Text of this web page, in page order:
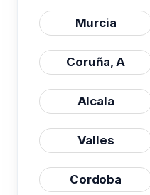
Murcia
Coruña, A
Alcala
Valles
Cordoba